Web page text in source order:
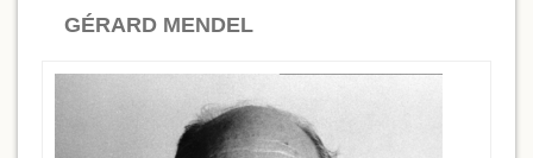
GÉRARD MENDEL